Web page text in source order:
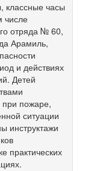
классные часы
числе
отряда № 60,
Арамиль,
и действиях
Детей
пожаре,
ситуации
инструктажи
практических